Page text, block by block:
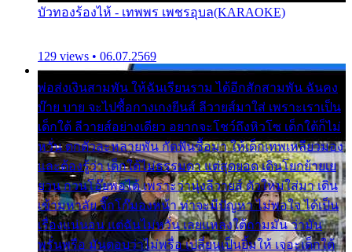
บัวทองร้องไห้ - เทพพร เพชรอุบล(KARAOKE)
129 views • 06.07.2569
พ่อส่งเงินสามพัน ให้ฉันเรียนราม ได้อีกสักสามพัน ฉันคง
บ๊าย บาย จะไปซื้อกางเกงยีนส์ ลีวายส์มาใส่ เพราะเราเป็น
เด็กใต้ ลีวายส์อย่างเดียว อยากจะโชว์ถึงหิวโซ เด็กใต้ก็ไม่
หวั่น ตกตัวละหลายพัน กัดฟันซื้อมา ให้เด็กเทพเหลียวมอง
และต้องรู้ว่า เด็กใต้ไม่ธรรมดา แต่สุดยอด เดินโยกย้ายเย
ยวน กวนโอ๊ยพอได้ เพราะว่านุ่งลีวายส์ ตัวใหม่ใส่มา เดิน
เข้ามหาลัย จิ๊กโก๊มองหน้า ท่าจะมีปัญหา ไม่พอใจ ได้เป็น
เรื่องแน่นอน แต่ฉันไม่หวั่น เลยแหลงใต้ถามมัน ว่ามัน
พรั่นพรือ มันตอบว่าไม่พรื่อ เปลี่ยนเป็นยิ้มให้ เจอะเด็กใต้